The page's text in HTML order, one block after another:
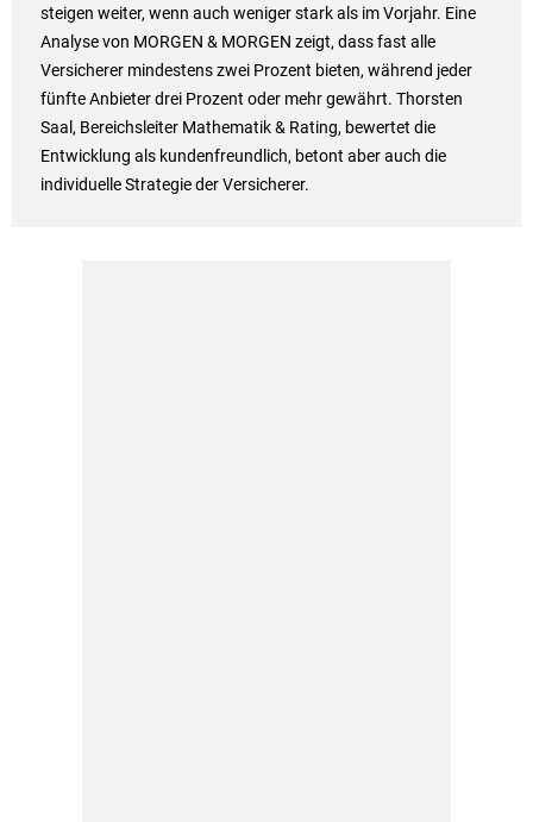
steigen weiter, wenn auch weniger stark als im Vorjahr. Eine
Analyse von MORGEN & MORGEN zeigt, dass fast alle
Versicherer mindestens zwei Prozent bieten, während jeder
fünfte Anbieter drei Prozent oder mehr gewährt. Thorsten
Saal, Bereichsleiter Mathematik & Rating, bewertet die
Entwicklung als kundenfreundlich, betont aber auch die
individuelle Strategie der Versicherer.